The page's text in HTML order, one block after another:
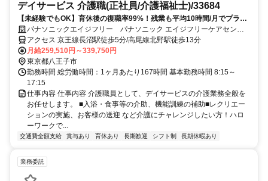
デイサービス 介護職(正社員/介護福祉士)/33684
【未経験でもOK】育休後の復職率99%！残業も平均10時間/月でプライ
ベートとの両立も可能です入社時や階級別の研修あり◎スキルや役割に
応じたグレード設定で、あなたのキャリアアップを応援します！
パナソニックエイジフリー パナソニック エイジフリーケアセンタ
ー八王子・デイサービス
アクセス 京王線長沼駅徒歩5分/高尾線北野駅徒歩13分
月給259,510円～339,750円
東京都八王子市
勤務時間 総労働時間：1ヶ月あたり167時間 基本勤務時間 8:15～
17:15
仕事内容 仕事内容 介護職員として、デイサービスの介護業務全般を
お任せします。 ■入浴・食事等の介助、機能訓練の補助■レクリエー
ションの実施、お客様の送迎 など介護にチャレンジしたい方！ハロ
ーワークで...
交通費全額支給 賞与あり 育休あり 長期歓迎 シフト制 長期休暇あり
業務委託